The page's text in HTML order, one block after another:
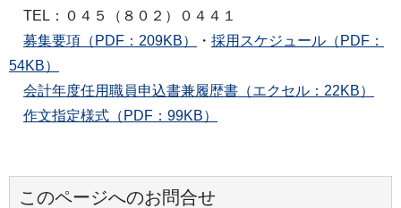
TEL：０４５（８０２）０４４１
募集要項（PDF：209KB）
・ 採用スケジュール（PDF：
54KB）
会計年度任用職員申込書兼履歴書（エクセル：22KB）
作文指定様式（PDF：99KB）
このページへのお問合せ